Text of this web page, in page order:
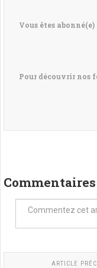
Vous êtes
Pour découvrir nos
ARTICLE